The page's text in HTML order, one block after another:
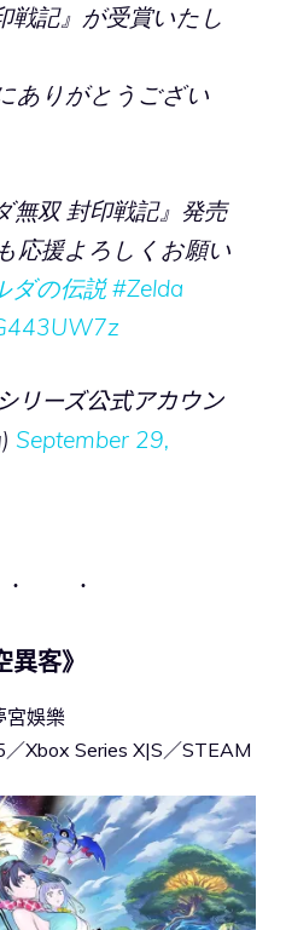
戦記』が受賞いたし
ありがとうござい
無双 封印戦記』発売
応援よろしくお願い
ダの伝説 #Zelda
リーズ公式アカウン
September 29,
客》
宮娛樂
Xbox Series X|S／STEAM